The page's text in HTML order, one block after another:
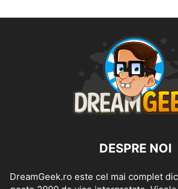
DESPRE NOI
DreamGeek.ro este cel mai complet